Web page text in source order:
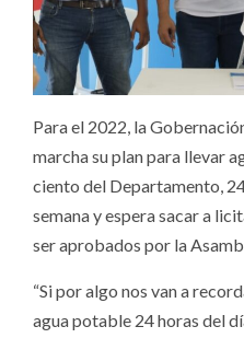
Para el 2022, la
marcha su plan para llevar
ciento del Departamento,
semana y espera sacar a
ser aprobados por la
“Si por algo nos van a
agua potable 24 horas del